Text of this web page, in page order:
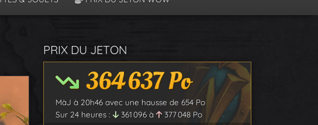
PRIX DU JETON
364 637Po
MàJ à 20h46 avec une hausse de 654 Po
Sur 24 heures :
361 096 à 377 048 Po